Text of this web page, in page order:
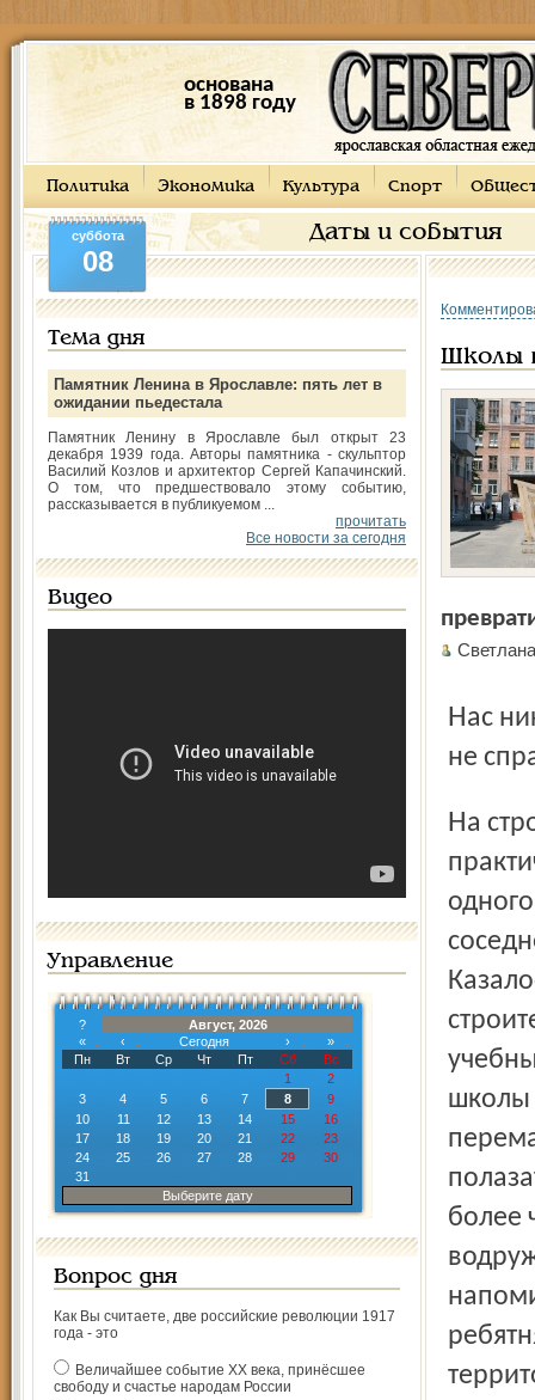
основана
в 1898 году
Политика Экономика Культура Спорт
Даты и события
суббота
08
Тема дня
Памятник Ленина в Ярославле: пять лет в
ожидании пьедестала
Памятник Ленину в Ярославле был открыт 23
декабря 1939 года. Авторы памятника - скульптор
Василий Козлов и архитектор Сергей Капачинский.
О том, что предшествовало этому событию,
рассказывается в публикуемом ...
прочитать
Все новости за сегодня
Видео
Управление
?
Август, 2026
«
‹ Сегодня ›
»
Пн
Вт Ср Чт Пт Сб
Вс
1
2
3
4 5 6 7 8
9
10
11 12 13 14 15
16
17
18 19 20 21 22
23
24
25 26 27 28 29
30
31
Выберите дату
Вопрос дня
Как Вы считаете, две российские революции 1917
года - это
Величайшее событие ХХ века, принёсшее
свободу и счастье народам России
Школы
Нас
не
На стройке жилого дома по улице Свердлова,
школы
более